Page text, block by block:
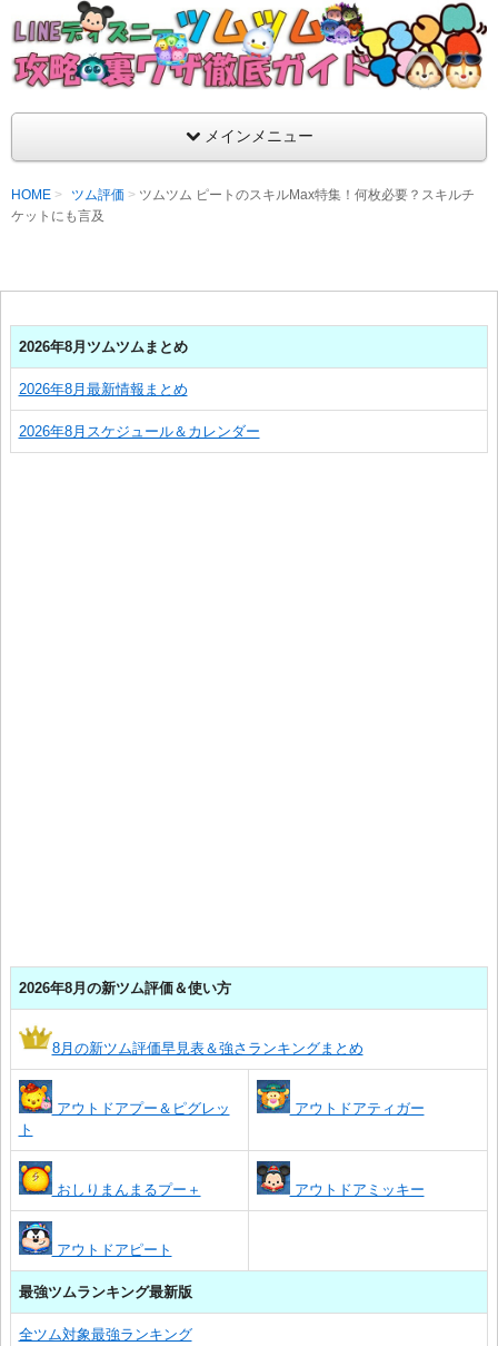
LINEディズニー ツムツム攻略・裏ワザ徹底
支持率No1！痒いところに手が届くツムツム攻略サイト！新ツ
ラ評価も丁寧に解説！ツムツムを120％楽しめるサイトを目指し
メインメニュー
HOME ツム評価
ツムツム ピートのスキルMax特集！何枚必要？スキルチ
ケットにも言及
2026年8月ツムツムまとめ
2026年8月最新情報まとめ
2026年8月スケジュール＆カレンダー
2026年8月の新ツム評価＆使い方
8月の新ツム評価早見表＆強さランキングまとめ
アウトドアプー＆ピグレッ
ト
アウトドアティガー
おしりまんまるプー＋ アウトドアミッキー
アウトドアピート
最強ツムランキング最新版
全ツム対象最強ランキング